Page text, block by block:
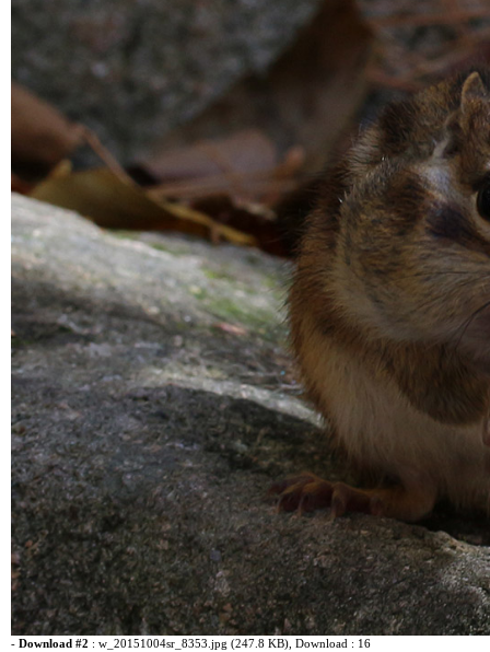
- Download #2 : w_20151004sr_8353.jpg (247.8 KB) , Download : 16